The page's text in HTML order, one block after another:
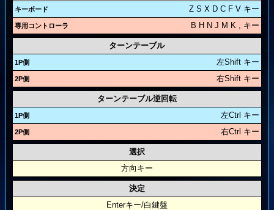
Z S X D C F V キー
B H N J M K , キー
ターンテーブル
左Shift キー
右Shift キー
ターンテーブル逆回転
左Ctrl キー
右Ctrl キー
選択
方向キー
決定
Enterキー/白鍵盤